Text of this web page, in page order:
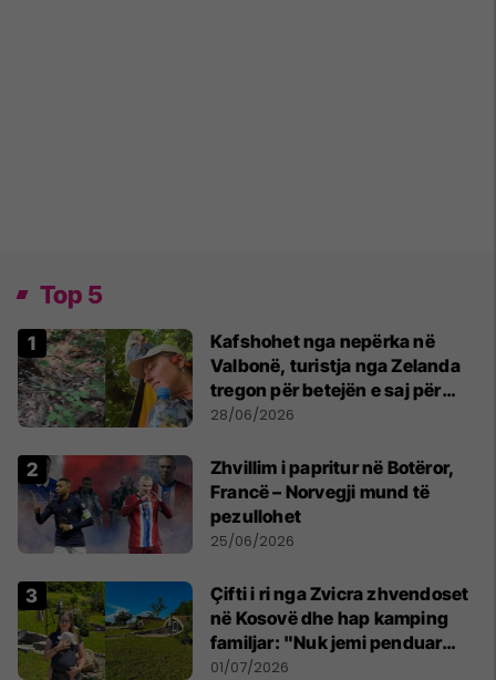
Top 5
Kafshohet nga nepërka në
Valbonë, turistja nga Zelanda
tregon për betejën e saj për
mbijetesë
28/06/2026
Zhvillim i papritur në Botëror,
Francë – Norvegji mund të
pezullohet
25/06/2026
Çifti i ri nga Zvicra zhvendoset
në Kosovë dhe hap kamping
familjar: "Nuk jemi penduar
asnjë ditë"
01/07/2026